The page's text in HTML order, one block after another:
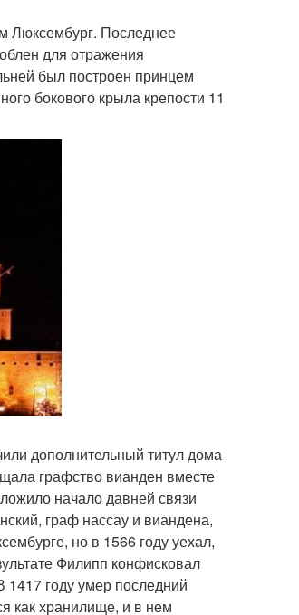
Люксембург. Последнее
для отражения
был построен принцем
бокового крыла крепости 11
дополнительный титул дома
графство вианден вместе
начало давней связи
граф нассау и виандена,
но в 1566 году уехал,
Филипп конфисковал
году умер последний
как хранилище, и в нем